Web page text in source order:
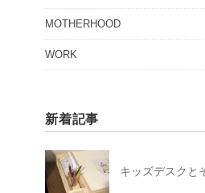
MOTHERHOOD
WORK
新着記事
キッズデスクと